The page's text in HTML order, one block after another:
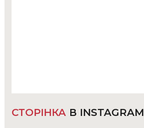
СТОРІНКА В INSTAGRAM